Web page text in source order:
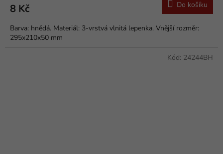
8 Kč Do košíku
Barva: hnědá. Materiál: 3-vrstvá vlnitá lepenka. Vnější rozměr:
295x210x50 mm
Kód: 24244BH